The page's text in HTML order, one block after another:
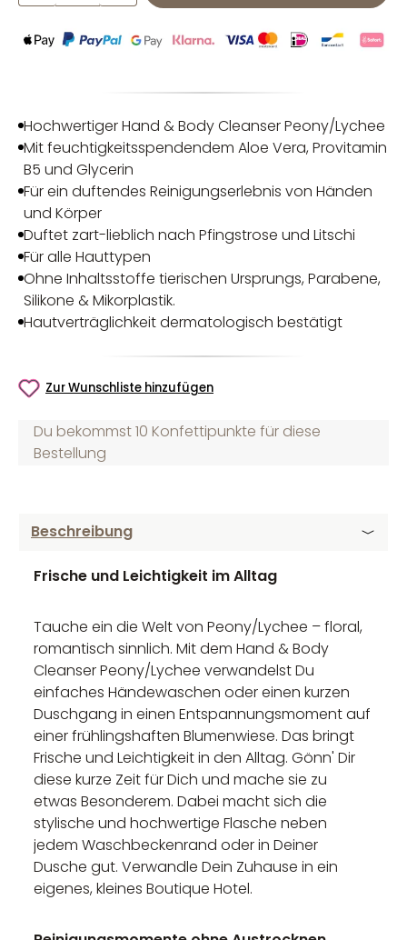
Hochwertiger Hand & Body Cleanser Peony/Lychee
Mit feuchtigkeitsspendendem Aloe Vera, Provitamin
B5 und Glycerin
Für ein duftendes Reinigungserlebnis von Händen
und Körper
Duftet zart-lieblich nach Pfingstrose und Litschi
Für alle Hauttypen
Ohne Inhaltsstoffe tierischen Ursprungs, Parabene,
Silikone & Mikorplastik.
Hautverträglichkeit dermatologisch bestätigt
Zur Wunschliste hinzufügen
Du bekommst 10 Konfettipunkte für diese
Bestellung
Beschreibung
Frische und Leichtigkeit im Alltag
Tauche ein die Welt von Peony/Lychee – floral,
romantisch sinnlich. Mit dem Hand & Body
Cleanser Peony/Lychee verwandelst Du
einfaches Händewaschen oder einen kurzen
Duschgang in einen Entspannungsmoment auf
einer frühlingshaften Blumenwiese. Das bringt
Frische und Leichtigkeit in den Alltag. Gönn' Dir
diese kurze Zeit für Dich und mache sie zu
etwas Besonderem. Dabei macht sich die
stylische und hochwertige Flasche neben
jedem Waschbeckenrand oder in Deiner
Dusche gut. Verwandle Dein Zuhause in ein
eigenes, kleines Boutique Hotel.